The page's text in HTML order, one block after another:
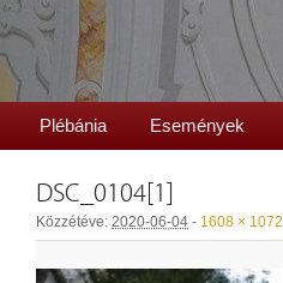
Plébánia Események
DSC_0104[1]
Közzétéve: 2020-06-04 - 1608 × 1072